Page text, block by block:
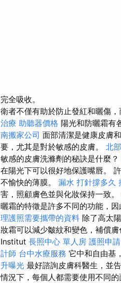
完全吸收。
衛者不僅有助於防止發紅和曬傷
治療 助聽器價格 陽光和防曬霜有
南搬家公司 面部清潔是健康皮膚
要，尤其是對於敏感的皮膚。 北
敏感的皮膚洗滌劑的秘訣是什麼？
在陽光下可以很好地保護嘴唇。
不愉快的薄膜。 漏水 打針撐多久
害，照顧膚色並與化妝保持一致。
曬霜的特徵是許多不同的功能，
理護照需要攜帶的資料 除了高太
妝霜可以減少皺紋和變色，補償
Institut 長照中心 單人房 護照申請
計師 台中水療服務 它中和自由基
升曝光 最好諮詢皮膚科醫生，並
情況下，每個人都需要使用不同